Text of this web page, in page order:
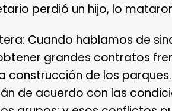
perdió un hijo, lo
Cuando hablamos de
grandes contratos
construcción de los
de acuerdo con las